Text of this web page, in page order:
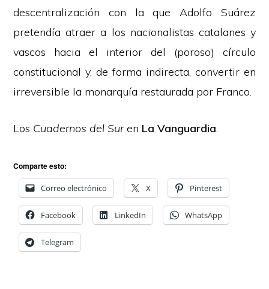
descentralización con la que Adolfo Suárez
pretendía atraer a los nacionalistas catalanes y
vascos hacia el interior del (poroso) círculo
constitucional y, de forma indirecta, convertir en
irreversible la monarquía restaurada por Franco.
Los Cuadernos del Suren La Vanguardia.
Comparte esto:
Correo electrónico X Pinterest
Facebook LinkedIn WhatsApp
Telegram